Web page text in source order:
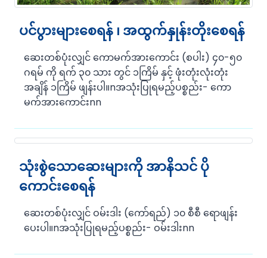
ပင်ပွားများစေရန် ၊ အထွက်နှုန်းတိုးစေရန်
ဆေးတစ်ပုံးလျှင် ကောမက်အားကောင်း (စပါး) ၄၀-၅၀
ဂရမ် ကို ရက် ၃၀ သား တွင် ၁ကြိမ် နှင့် ဖုံးတုံးလုံးတုံး
အချိန် ၁ကြိမ် ဖျန်းပါ။nအသုံးပြုရမည့်ပစ္စည်း- ကော
မက်အားကောင်းnn
သုံးစွဲသောဆေးများကို အာနိသင် ပို
ကောင်းစေရန်
ဆေးတစ်ပုံးလျှင် ဝမ်းဒါး (ကော်ရည်) ၁၀ စီစီ ရောဖျန်း
ပေးပါ။nအသုံးပြုရမည့်ပစ္စည်း- ဝမ်းဒါးnn